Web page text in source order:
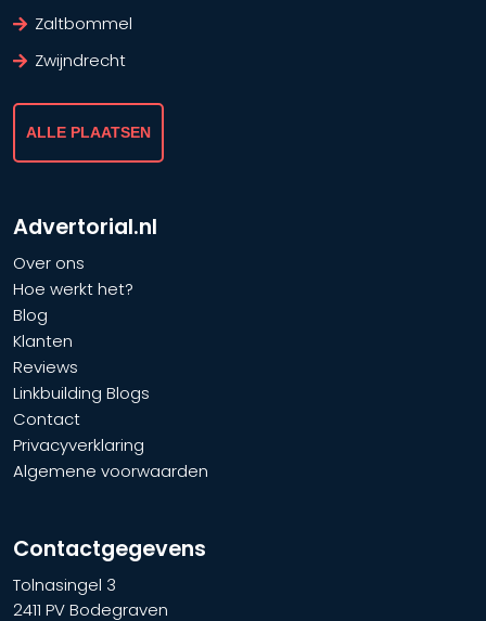
Advertorial.nl
Over ons
Hoe werkt het?
Blog
Klanten
Reviews
Linkbuilding Blogs
Contact
Privacyverklaring
Algemene voorwaarden
Zaltbommel
Zwijndrecht
ALLE PLAATSEN
Contactgegevens
Tolnasingel 3
2411 PV Bodegraven